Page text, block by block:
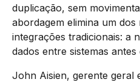
duplicação, sem
abordagem elimina um dos
integrações tradicionais: a
dados entre sistemas
John Aisien, gerente geral